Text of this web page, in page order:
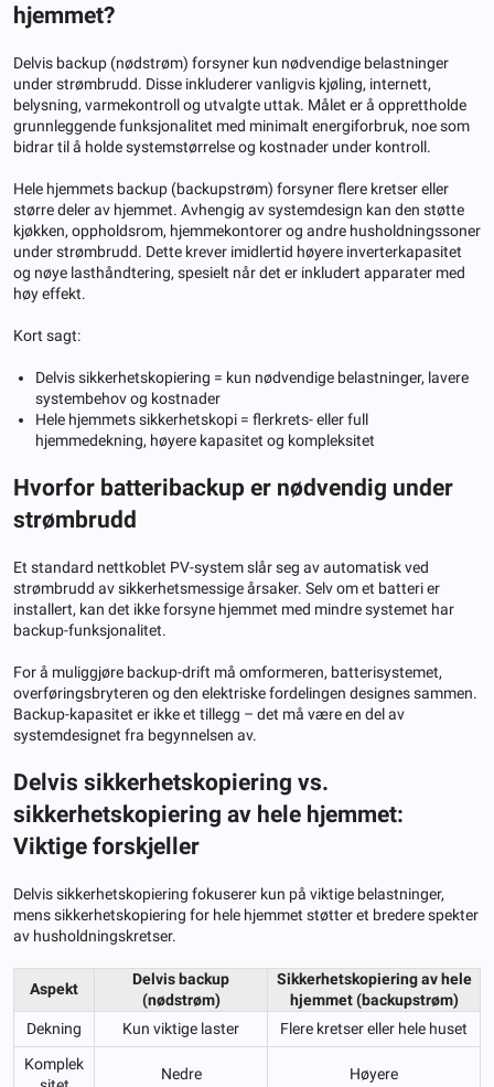
hjemmet?
Delvis backup (nødstrøm) forsyner kun nødvendige belastninger
under strømbrudd. Disse inkluderer vanligvis kjøling, internett,
belysning, varmekontroll og utvalgte uttak. Målet er å opprettholde
grunnleggende funksjonalitet med minimalt energiforbruk, noe som
bidrar til å holde systemstørrelse og kostnader under kontroll.
Hele hjemmets backup (backupstrøm) forsyner flere kretser eller
større deler av hjemmet. Avhengig av systemdesign kan den støtte
kjøkken, oppholdsrom, hjemmekontorer og andre husholdningssoner
under strømbrudd. Dette krever imidlertid høyere inverterkapasitet
og nøye lasthåndtering, spesielt når det er inkludert apparater med
høy effekt.
Kort sagt:
Delvis sikkerhetskopiering = kun nødvendige belastninger, lavere
systembehov og kostnader
Hele hjemmets sikkerhetskopi = flerkrets- eller full
hjemmedekning, høyere kapasitet og kompleksitet
Hvorfor batteribackup er nødvendig under
strømbrudd
Et standard nettkoblet PV-system slår seg av automatisk ved
strømbrudd av sikkerhetsmessige årsaker. Selv om et batteri er
installert, kan det ikke forsyne hjemmet med mindre systemet har
backup-funksjonalitet.
For å muliggjøre backup-drift må omformeren, batterisystemet,
overføringsbryteren og den elektriske fordelingen designes sammen.
Backup-kapasitet er ikke et tillegg – det må være en del av
systemdesignet fra begynnelsen av.
Delvis sikkerhetskopiering vs.
sikkerhetskopiering av hele hjemmet:
Viktige forskjeller
Delvis sikkerhetskopiering fokuserer kun på viktige belastninger,
mens sikkerhetskopiering for hele hjemmet støtter et bredere spekter
av husholdningskretser.
Aspekt
Delvis backup
(nødstrøm)
Sikkerhetskopiering av hele
hjemmet (backupstrøm)
Dekning
Kun viktige laster
Flere kretser eller hele huset
Komplek
Nedre Høyere